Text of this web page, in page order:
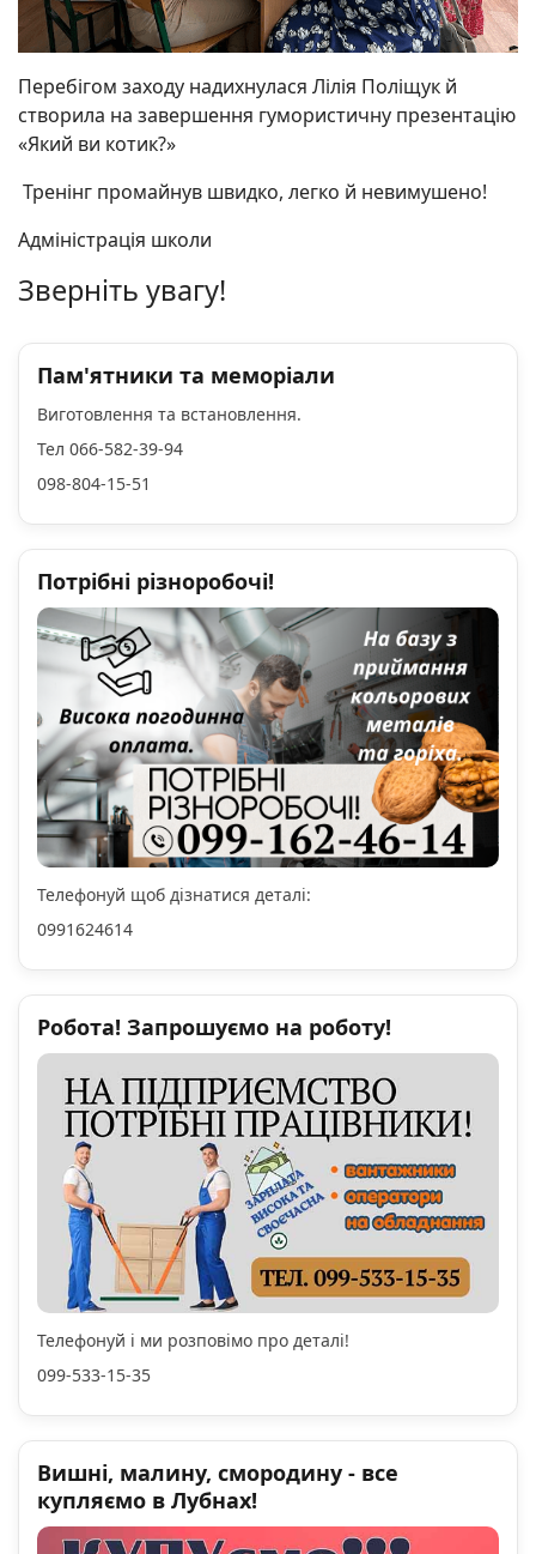
Перебігом заходу надихнулася Лілія Поліщук й
створила на завершення гумористичну презентацію
«Який ви котик?»
Тренінг промайнув швидко, легко й невимушено!
Адміністрація школи
Зверніть увагу!
Пам'ятники та меморіали
Виготовлення та встановлення.
Тел 066-582-39-94
098-804-15-51
Потрібні різноробочі!
Телефонуй щоб дізнатися деталі:
0991624614
Робота! Запрошуємо на роботу!
Телефонуй і ми розповімо про деталі!
099-533-15-35
Вишні, малину, смородину - все
купляємо в Лубнах!